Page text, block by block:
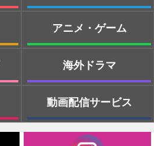
アニメ・ゲーム
海外ドラマ
動画配信サービス